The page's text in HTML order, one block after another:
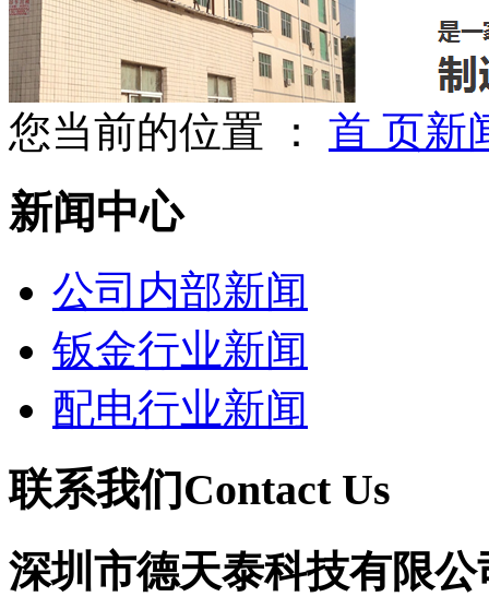
您当前的位置 ： 首 页新
新闻中心
公司内部新闻
钣金行业新闻
配电行业新闻
联系我们 Contact Us
深圳市德天泰科技有限公